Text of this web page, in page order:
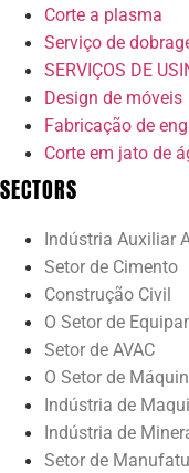
Corte a plasma
Serviço de
SERVIÇOS DE
Design de móveis
Fabricação de
Corte em jato de
SECTORS
Indústria Auxiliar
Setor de Cimento
Construção Civil
O Setor de
Setor de AVAC
O Setor de
Indústria de
Indústria de
Setor de